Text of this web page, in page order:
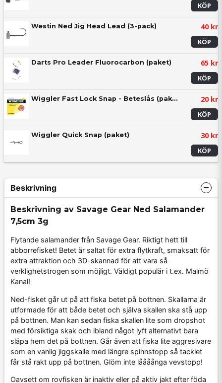
KÖP
Westin Ned Jig Head Lead (3-pack) 40 kr
KÖP
Darts Pro Leader Fluorocarbon (paket) 65 kr
KÖP
Wiggler Fast Lock Snap - Beteslås (paket) 20 kr
KÖP
Wiggler Quick Snap (paket) 30 kr
KÖP
Beskrivning
Beskrivning av Savage Gear Ned Salamander
7,5cm 3g
Flytande salamander från Savage Gear. Riktigt hett till
abborrefisket! Betet är saltat för extra flytkraft, smaksatt för
extra attraktion och 3D-skannad för att vara så
verklighetstrogen som möjligt. Väldigt populär i t.ex. Malmö
Kanal!
Ned-fisket går ut på att fiska betet på bottnen. Skallarna är
utformade för att både betet och själva skallen ska stå upp
på bottnen. Man kan sedan fiska skallen lite som dropshot
med försiktiga skak och ibland något lyft alternativt bara
släpa hem det på bottnen. Går även att fiska lite aggresivare
som en vanlig jiggskalle med längre spinnstopp så tacklet
får stå rakt upp på bottnen. Glöm inte låååånga vevstopp!
Oavsett om rovfisken är inaktiv eller på aktiv jakt efter föda